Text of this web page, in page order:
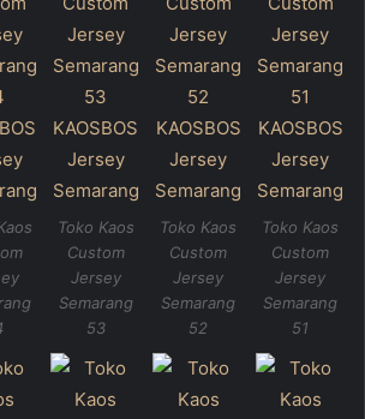
Toko Kaos
Custom
Jersey
Semarang
53
Toko Kaos
Custom
Jersey
Semarang
52
Toko Kaos
Custom
Jersey
Semarang
51